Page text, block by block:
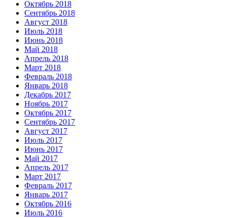
Октябрь 2018
Сентябрь 2018
Август 2018
Июль 2018
Июнь 2018
Май 2018
Апрель 2018
Март 2018
Февраль 2018
Январь 2018
Декабрь 2017
Ноябрь 2017
Октябрь 2017
Сентябрь 2017
Август 2017
Июль 2017
Июнь 2017
Май 2017
Апрель 2017
Март 2017
Февраль 2017
Январь 2017
Октябрь 2016
Июль 2016